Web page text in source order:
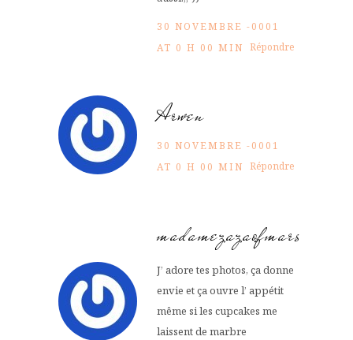
30 NOVEMBRE -0001
AT 0 H 00 MIN Répondre
Arwen
30 NOVEMBRE -0001
AT 0 H 00 MIN Répondre
madamezazaofmars
J’ adore tes photos, ça donne
envie et ça ouvre l’ appétit
même si les cupcakes me
laissent de marbre